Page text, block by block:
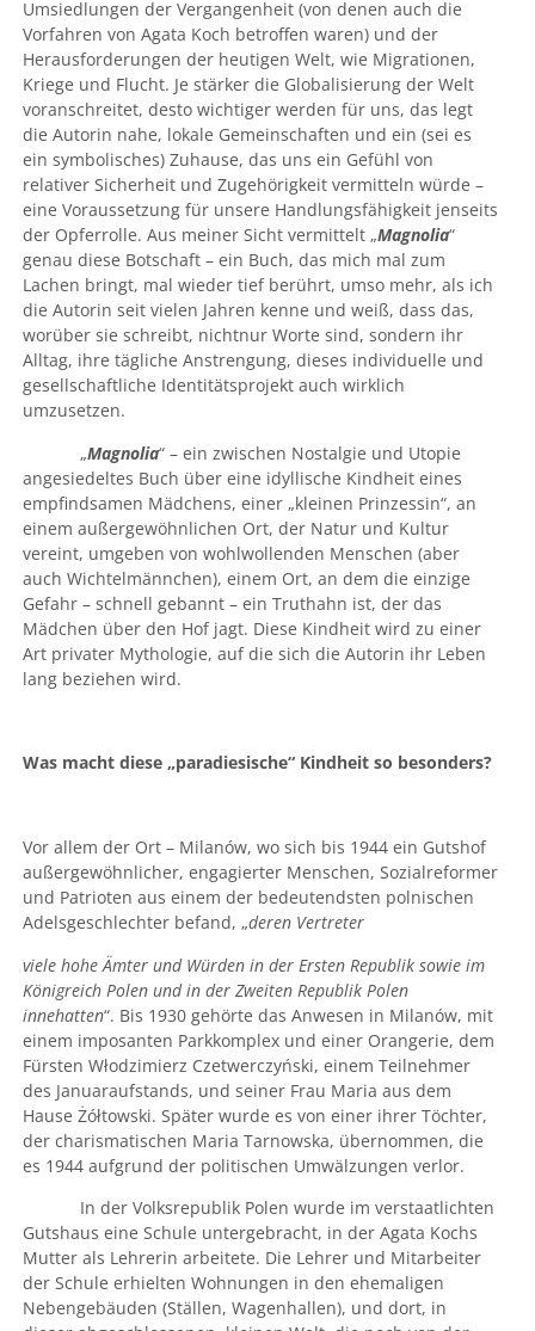
Umsiedlungen der Vergangenheit (von denen auch die
Vorfahren von Agata Koch betroffen waren) und der
Herausforderungen der heutigen Welt, wie Migrationen,
Kriege und Flucht. Je stärker die Globalisierung der Welt
voranschreitet, desto wichtiger werden für uns, das legt
die Autorin nahe, lokale Gemeinschaften und ein (sei es
ein symbolisches) Zuhause, das uns ein Gefühl von
relativer Sicherheit und Zugehörigkeit vermitteln würde –
eine Voraussetzung für unsere Handlungsfähigkeit jenseits
der Opferrolle. Aus meiner Sicht vermittelt „Magnolia“
genau diese Botschaft – ein Buch, das mich mal zum
Lachen bringt, mal wieder tief berührt, umso mehr, als ich
die Autorin seit vielen Jahren kenne und weiß, dass das,
worüber sie schreibt, nichtnur Worte sind, sondern ihr
Alltag, ihre tägliche Anstrengung, dieses individuelle und
gesellschaftliche Identitätsprojekt auch wirklich
umzusetzen.
„Magnolia“ – ein zwischen Nostalgie und Utopie
angesiedeltes Buch über eine idyllische Kindheit eines
empfindsamen Mädchens, einer „kleinen Prinzessin“, an
einem außergewöhnlichen Ort, der Natur und Kultur
vereint, umgeben von wohlwollenden Menschen (aber
auch Wichtelmännchen), einem Ort, an dem die einzige
Gefahr – schnell gebannt – ein Truthahn ist, der das
Mädchen über den Hof jagt. Diese Kindheit wird zu einer
Art privater Mythologie, auf die sich die Autorin ihr Leben
lang beziehen wird.
Was macht diese „paradiesische“ Kindheit so besonders?
Vor allem der Ort – Milanów, wo sich bis 1944 ein Gutshof
außergewöhnlicher, engagierter Menschen, Sozialreformer
und Patrioten aus einem der bedeutendsten polnischen
Adelsgeschlechter befand, „deren Vertreter
viele hohe Ämter und Würden in der Ersten Republik sowie im
Königreich Polen und in der Zweiten Republik Polen
innehatten“. Bis 1930 gehörte das Anwesen in Milanów, mit
einem imposanten Parkkomplex und einer Orangerie, dem
Fürsten Włodzimierz Czetwerczyński, einem Teilnehmer
des Januaraufstands, und seiner Frau Maria aus dem
Hause Żółtowski. Später wurde es von einer ihrer Töchter,
der charismatischen Maria Tarnowska, übernommen, die
es 1944 aufgrund der politischen Umwälzungen verlor.
In der Volksrepublik Polen wurde im verstaatlichten
Gutshaus eine Schule untergebracht, in der Agata Kochs
Mutter als Lehrerin arbeitete. Die Lehrer und Mitarbeiter
der Schule erhielten Wohnungen in den ehemaligen
Nebengebäuden (Ställen, Wagenhallen), und dort, in